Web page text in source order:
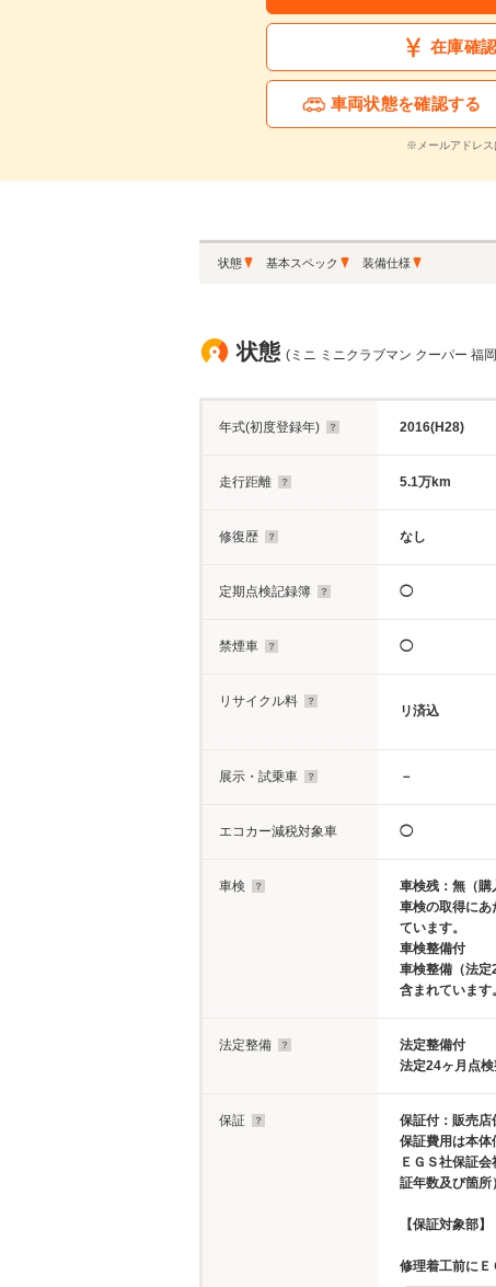
在庫確
車両状態を確認する
※メールアドレス
状態 基本スペック 装備仕様
状態 (ミニ ミニクラブマン クーパー 福
年式(初度登録年) 2016(H28)
走行距離 5.1万km
修復歴 なし
定期点検記録簿 ◯
禁煙車 ◯
リサイクル料
リ済込
展示・試乗車 －
エコカー減税対象車 ◯
車検
車検残：無（購
車検の取得にあ
ています。
車検整備付
車検整備（法
含まれています。
法定整備
法定整備付
法定24ヶ月点
保証
保証付：販売
保証費用は本体
ＥＧＳ社保証
証年数及び箇所）
【保証対象部
修理着工前にＥ